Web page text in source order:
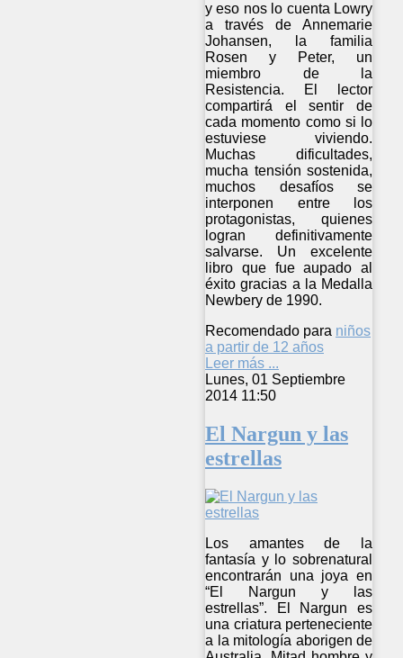
y eso nos lo cuenta Lowry
a través de Annemarie
Johansen, la familia
Rosen y Peter, un
miembro de la
Resistencia. El lector
compartirá el sentir de
cada momento como si lo
estuviese viviendo.
Muchas dificultades,
mucha tensión sostenida,
muchos desafíos se
interponen entre los
protagonistas, quienes
logran definitivamente
salvarse. Un excelente
libro que fue aupado al
éxito gracias a la Medalla
Newbery de 1990.
Recomendado para niños
a partir de 12 años
Leer más ...
Lunes, 01 Septiembre
2014 11:50
El Nargun y las
estrellas
Los amantes de la
fantasía y lo sobrenatural
encontrarán una joya en
“El Nargun y las
estrellas”. El Nargun es
una criatura perteneciente
a la mitología aborigen de